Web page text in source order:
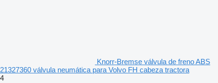
Knorr-Bremse válvula de freno ABS
21327360 válvula neumática para Volvo FH cabeza tractora
4